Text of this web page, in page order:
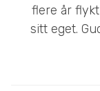
flere år
sitt eget.